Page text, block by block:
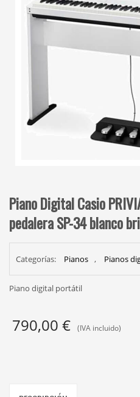
Piano Digital Casio
pedalera SP-34 blanco
Categorías: Pianos , Pianos
Piano digital portátil
790,00 € (IVA incluido)